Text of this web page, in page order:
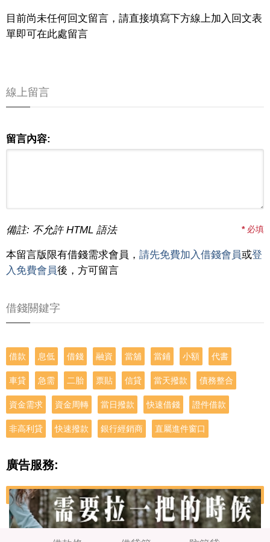
目前尚未任何回文留言，請直接填寫下方線上加入回文表
單即可在此處留言
線上留言
留言內容:
備註: 不允許 HTML 語法 *必填
本留言版限有借錢需求會員， 請先免費加入借錢會員或登
入免費會員後，方可留言
借錢關鍵字
借款 息低 借錢 融資 當舖 當鋪 小額 代書
車貸 急需 二胎 票貼 信貸 當天撥款 債務整合
資金需求 資金周轉 當日撥款 快速借錢 證件借款
非高利貸 快速撥款 銀行經銷商 直屬進件窗口
廣告服務: